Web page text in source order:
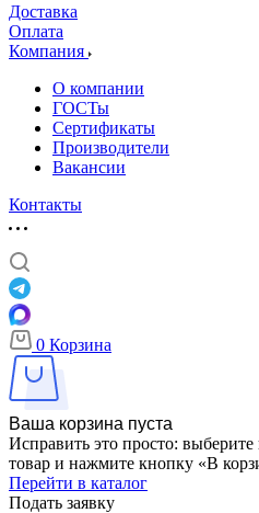
Доставка
Оплата
Компания
О компании
ГОСТы
Сертификаты
Производители
Вакансии
Контакты
0 Корзина
Ваша корзина пуста
Исправить это просто:
товар и нажмите кнопку «В
Перейти в каталог
Подать заявку